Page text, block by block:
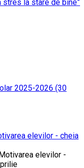
stres la stare de bine”
2025-2026 (30
elevilor - cheia